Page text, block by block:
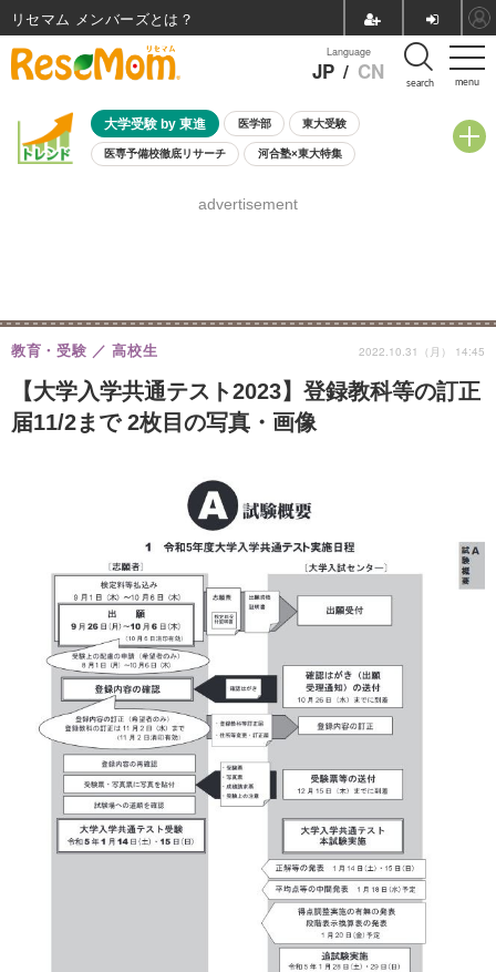
menu
Language
JP / CN search
大学受験 by 東進 医学部 東大受験
医専予備校徹底リサーチ 河合塾×東大特集
8月開催学校説明会・相談会
advertisement
【大学入学共通テスト2023】登録教科等の訂正
届11/2まで 2枚目の写真・画像
教育・受験 高校生 2022.10.31（月） 14:45
リセマム メンバーズ